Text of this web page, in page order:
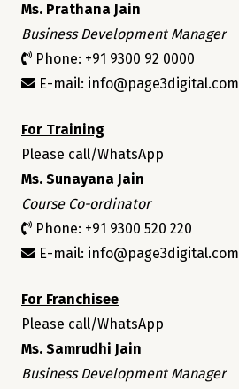
Ms. Prathana Jain
Business Development Manager
Phone: +91 9300 92 0000
E-mail: info@page3digital.com
For Training
Please call/WhatsApp
Ms. Sunayana Jain
Course Co-ordinator
Phone: +91 9300 520 220
E-mail: info@page3digital.com
For Franchisee
Please call/WhatsApp
Ms. Samrudhi Jain
Business Development Manager